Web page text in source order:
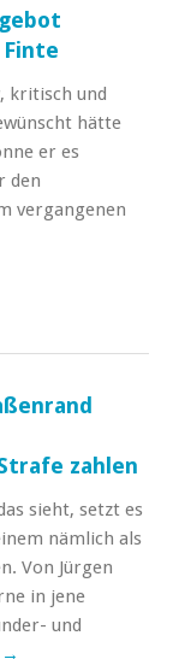
kritisch und
hätte
er es
den
vergangenen
zahlen
sieht, setzt es
nämlich als
Von Jürgen
in jene
und
→